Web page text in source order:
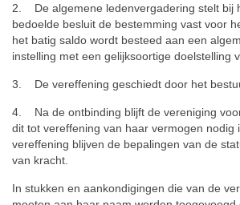
2. De algemene ledenvergadering stelt bij
bedoelde besluit de bestemming vast voor
het batig saldo wordt besteed aan een
instelling met een gelijksoortige doelstelling
3. De vereffening geschiedt door het
4. Na de ontbinding blijft de vereniging
dit tot vereffening van haar vermogen nodig
vereffening blijven de bepalingen van de
van kracht.
In stukken en aankondigingen die van de